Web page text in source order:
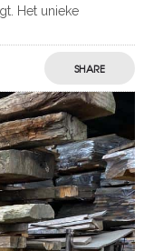
Het unieke
SHARE